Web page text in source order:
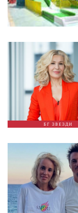
БГ ЗВЕЗДИ